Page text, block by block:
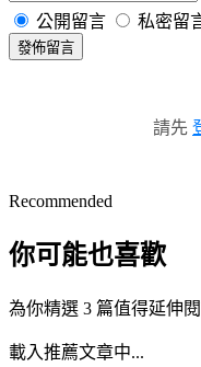
公開留言 私密留
發佈留言
請先
Recommended
你可能也喜歡
為你精選 3 篇值得延伸
載入推薦文章中...